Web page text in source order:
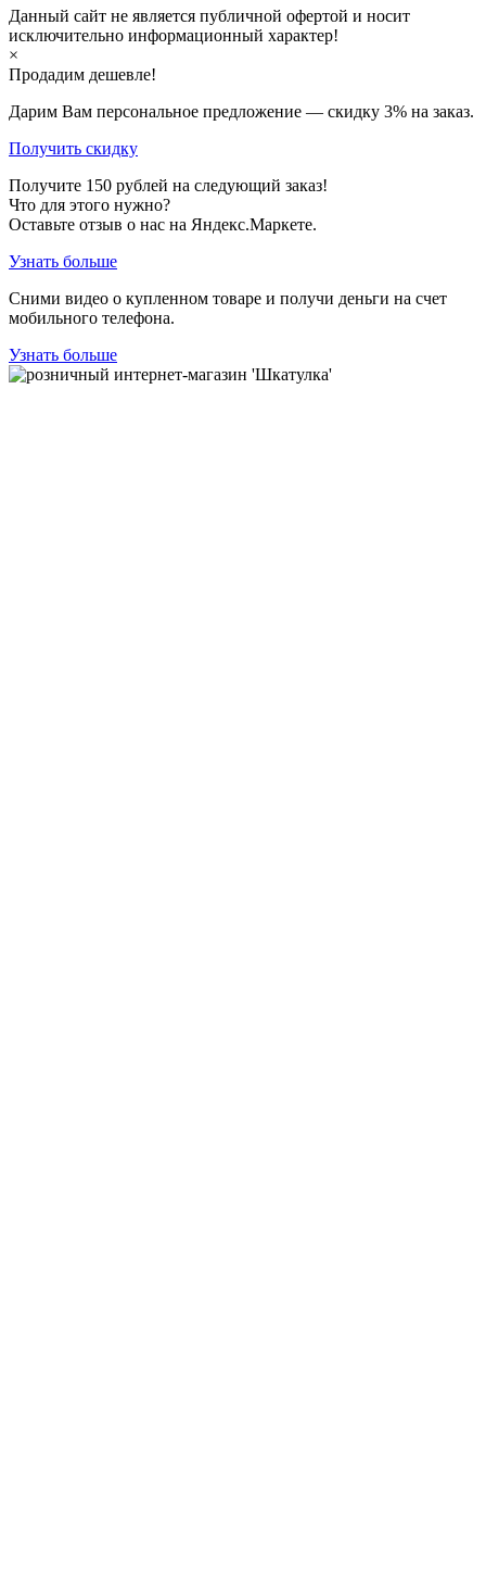
Данный сайт не является публичной офертой и носит
исключительно информационный характер!
×
Продадим дешевле!
Дарим Вам персональное предложение — скидку 3% на заказ.
Получить скидку
Получите 150 рублей на следующий заказ!
Что для этого нужно?
Оставьте отзыв о нас на Яндекс.Маркете.
Узнать больше
Сними видео о купленном товаре и получи деньги на счет
мобильного телефона.
Узнать больше